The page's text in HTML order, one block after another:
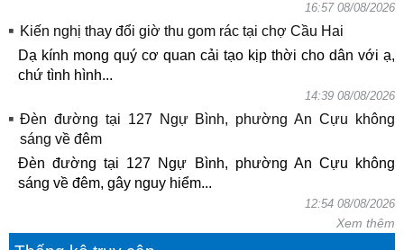
16:57 08/08/2026
Kiến nghị thay đổi giờ thu gom rác tại chợ Cầu Hai
Dạ kính mong quý cơ quan cải tạo kịp thời cho dân với ạ,
chứ tình hình...
14:39 08/08/2026
Đèn đường tại 127 Ngự Bình, phường An Cựu không
sáng về đêm
Đèn đường tại 127 Ngự Bình, phường An Cựu không
sáng về đêm, gây nguy hiểm...
12:54 08/08/2026
Xem thêm